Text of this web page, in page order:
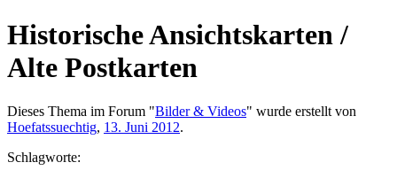
Historische Ansichtskarten /
Alte Postkarten
Dieses Thema im Forum "Bilder & Videos" wurde erstellt von
Hoefatssuechtig, 13. Juni 2012.
Schlagworte: